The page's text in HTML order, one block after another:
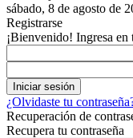
sábado, 8 de agosto de
Registrarse
¡Bienvenido! Ingresa en
¿Olvidaste tu
Recuperación de
Recupera tu contraseña